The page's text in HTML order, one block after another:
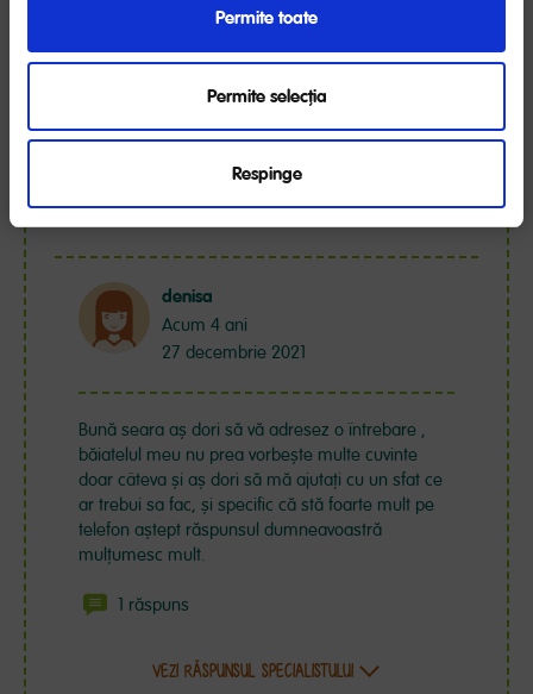
Permite toate
Permite selecția
Respinge
Buna ziua ce activitati recomandati pentru un
bebe de 18 luni pe care sa le putem face in casa
natura?Multumesc+
denisa
Acum 4 ani
27 decembrie 2021
Bună seara aș dori să vă adresez o întrebare ,
băiatelul meu nu prea vorbește multe cuvinte
doar câteva și aș dori să mă ajutați cu un sfat ce
ar trebui sa fac, și specific că stă foarte mult pe
telefon aștept răspunsul dumneavoastră
mulțumesc mult.
1 răspuns
VEZI RĂSPUNSUL SPECIALISTULUI